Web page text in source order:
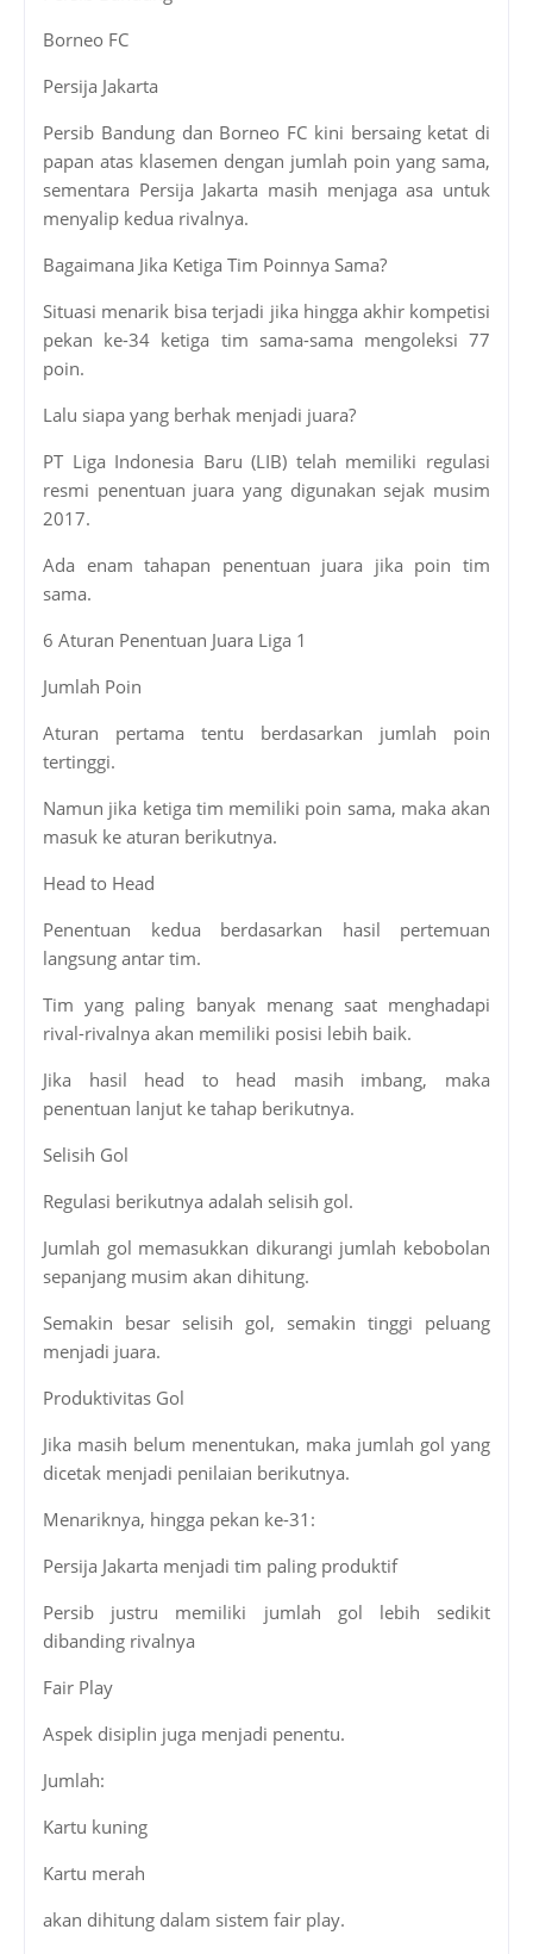
Borneo FC
Persija Jakarta
Persib Bandung dan Borneo FC kini bersaing ketat di
papan atas klasemen dengan jumlah poin yang sama,
sementara Persija Jakarta masih menjaga asa untuk
menyalip kedua rivalnya.
Bagaimana Jika Ketiga Tim Poinnya Sama?
Situasi menarik bisa terjadi jika hingga akhir kompetisi
pekan ke-34 ketiga tim sama-sama mengoleksi 77
poin.
Lalu siapa yang berhak menjadi juara?
PT Liga Indonesia Baru (LIB) telah memiliki regulasi
resmi penentuan juara yang digunakan sejak musim
2017.
Ada enam tahapan penentuan juara jika poin tim
sama.
6 Aturan Penentuan Juara Liga 1
Jumlah Poin
Aturan pertama tentu berdasarkan jumlah poin
tertinggi.
Namun jika ketiga tim memiliki poin sama, maka akan
masuk ke aturan berikutnya.
Head to Head
Penentuan kedua berdasarkan hasil pertemuan
langsung antar tim.
Tim yang paling banyak menang saat menghadapi
rival-rivalnya akan memiliki posisi lebih baik.
Jika hasil head to head masih imbang, maka
penentuan lanjut ke tahap berikutnya.
Selisih Gol
Regulasi berikutnya adalah selisih gol.
Jumlah gol memasukkan dikurangi jumlah kebobolan
sepanjang musim akan dihitung.
Semakin besar selisih gol, semakin tinggi peluang
menjadi juara.
Produktivitas Gol
Jika masih belum menentukan, maka jumlah gol yang
dicetak menjadi penilaian berikutnya.
Menariknya, hingga pekan ke-31:
Persija Jakarta menjadi tim paling produktif
Persib justru memiliki jumlah gol lebih sedikit
dibanding rivalnya
Fair Play
Aspek disiplin juga menjadi penentu.
Jumlah:
Kartu kuning
Kartu merah
akan dihitung dalam sistem fair play.